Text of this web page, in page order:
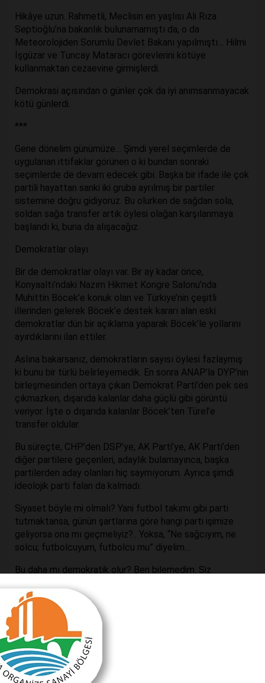
Hikâye uzun. Rahmetli, Meclisin en yaşlısı Ali Rıza
Septioğlu’na bakanlık bulunamamıştı da, o da
Meteorolojiden Sorumlu Devlet Bakanı yapılmıştı… Hilmi
İşgüzar ve Tuncay Mataracı görevlerini kötüye
kullanmaktan cezaevine girmişlerdi.
Demokrasi açısından o günler çok da iyi anımsanmayacak
kötü günlerdi.
***
Gene dönelim günümüze… Şimdi yerel seçimlerde de
uygulanan ittifaklar görünen o ki bundan sonraki
seçimlerde de devam edecek gibi. Başka bir ifade ile çok
partili hayattan sanki iki gruba ayrılmış bir partiler
sistemine doğru gidiyoruz. Bu olurken de sağdan sola,
soldan sağa transfer artık öylesi olağan karşılanmaya
başlandı ki, buna da alışacağız.
Demokratlar olayı
Bir de demokratlar olayı var. Bir ay kadar önce,
Konyaaltı’ndaki Nazım Hikmet Kongre Salonu’nda
Muhittin Böcek’e konuk olan ve Türkiye’nin çeşitli
illerinden gelerek Böcek’e destek kararı alan eski
demokratlar dün bir açıklama yaparak Böcek’le yollarını
ayırdıklarını ilan ettiler.
Aslına bakarsanız, demokratların sayısı öylesi fazlaymış
ki bunu bir türlü belirleyemedik. En sonra ANAP’la DYP’nin
birleşmesinden ortaya çıkan Demokrat Parti’den pek ses
çıkmazken, dışarıda kalanlar daha güçlü gibi görüntü
veriyor. İşte o dışarıda kalanlar Böcek’ten Türel’e
transfer oldular.
Bu süreçte, CHP’den DSP’ye, AK Parti’ye, AK Parti’den
diğer partilere geçenleri, adaylık bulamayınca, başka
partilerden aday olanları hiç saymıyorum. Ayrıca şimdi
ideolojik parti falan da kalmadı.
Siyaset böyle mi olmalı? Yani futbol takımı gibi parti
tutmaktansa, günün şartlarına göre hangi parti işimize
geliyorsa ona mı geçmeliyiz?.. Yoksa, “Ne sağcıyım, ne
solcu; futbolcuyum, futbolcu mu” diyelim…
Bu daha mı demokratik olur? Ben bilemedim. Siz